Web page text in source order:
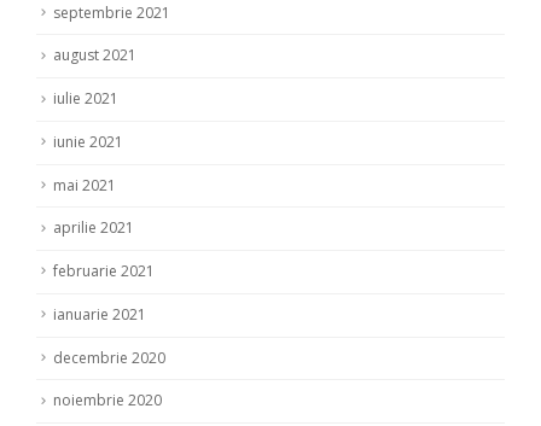
septembrie 2021
august 2021
iulie 2021
iunie 2021
mai 2021
aprilie 2021
februarie 2021
ianuarie 2021
decembrie 2020
noiembrie 2020